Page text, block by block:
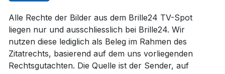
Alle Rechte der Bilder aus dem Brille24 TV-Spot
liegen nur und ausschliesslich bei Brille24. Wir
nutzen diese lediglich als Beleg im Rahmen des
Zitatrechts, basierend auf dem uns vorliegenden
Rechtsgutachten. Die Quelle ist der Sender, auf